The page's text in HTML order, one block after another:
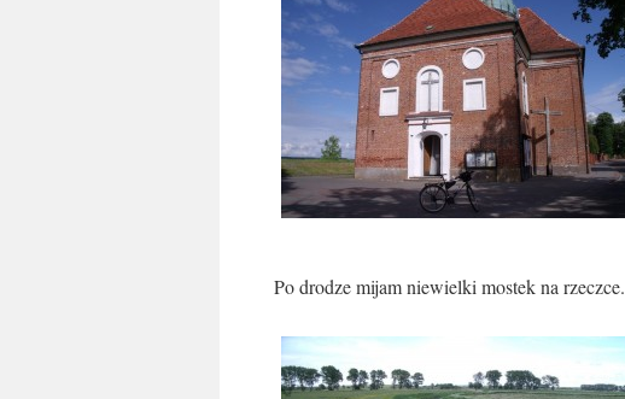
Po drodze mijam niewielki mostek na rzeczce.